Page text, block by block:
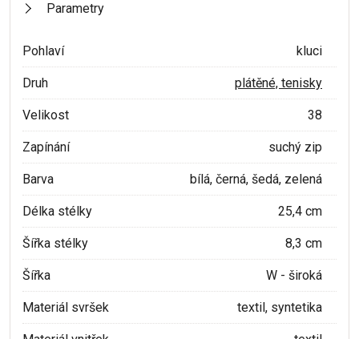
Parametry
Pohlaví kluci
Druh plátěné, tenisky
Velikost 38
Zapínání suchý zip
Barva bílá, černá, šedá, zelená
Délka stélky 25,4 cm
Šířka stélky 8,3 cm
Šířka W - široká
Materiál svršek textil, syntetika